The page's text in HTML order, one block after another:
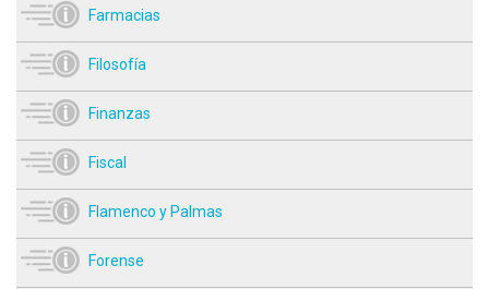
Farmacias
Filosofía
Finanzas
Fiscal
Flamenco y Palmas
Forense